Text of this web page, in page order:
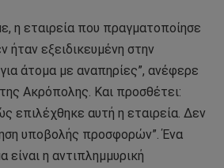
η εταιρεία που πραγματοποίησε
ήταν εξειδικευμένη στην
άτομα με αναπηρίες”, ανέφερε
Ακρόπολης. Και προσθέτει:
επιλέχθηκε αυτή η εταιρεία. Δεν
υποβολής προσφορών”. Ένα
είναι η αντιπλημμυρική